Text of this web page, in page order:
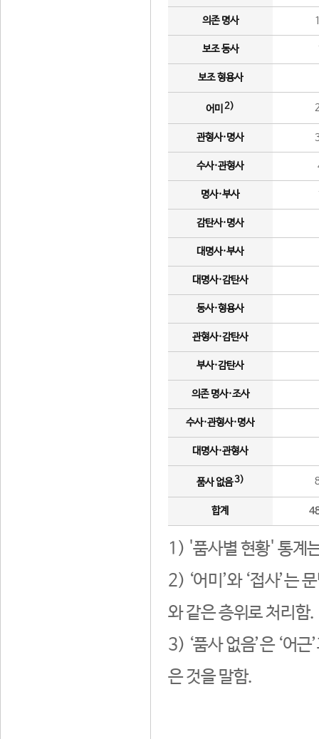
의존 명사
보조 동사
보조 형용사
어미 2)
관형사·명사
수사·관형사
명사·부사
감탄사·명사
대명사·부사
대명사·감탄사
동사·형용사
관형사·감탄사
부사·감탄사
의존 명사·조사
수사·관형사·명사
대명사·관형사
품사 없음3)
합계
1) '품사별 현황' 통계
2) ‘어미’와 ‘접사’는
와 같은 층위로 처리함.
3) ‘품사 없음’은 ‘어
은 것을 말함.